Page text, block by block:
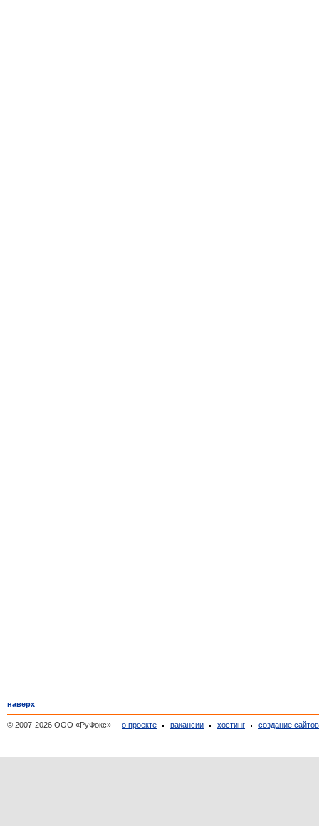
наверх
© 2007-2026 ООО «РуФокс» о проекте вакансии хостинг создание сайтов